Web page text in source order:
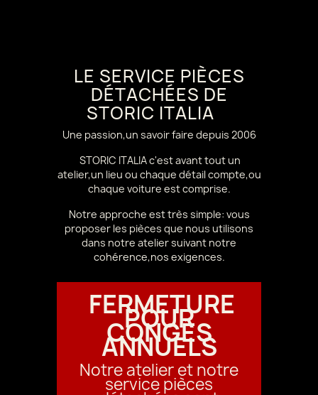
LE SERVICE PIÈCES
DÉTACHÉES DE
STORIC ITALIA
Une passion,un savoir faire depuis 2006
STORIC ITALIA c'est avant tout un
atelier,un lieu ou chaque détail compte,ou
chaque voiture est comprise.
Notre approche est très simple: vous
proposer les pièces que nous utilisons
dans notre atelier suivant notre
cohérence,nos exigences.
FERMETURE
POUR
CONGÉS
ANNUELS
Notre atelier et notre
service pièces